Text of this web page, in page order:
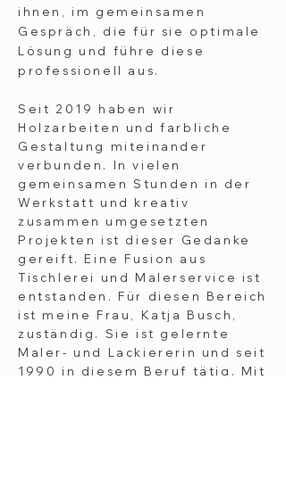
ihnen, im gemeinsamen
Gespräch, die für sie optimale
Lösung und führe diese
professionell aus.
Seit 2019 haben wir
Holzarbeiten und farbliche
Gestaltung miteinander
verbunden. In vielen
gemeinsamen Stunden in der
Werkstatt und kreativ
zusammen umgesetzten
Projekten ist dieser Gedanke
gereift. Eine
Fusion aus
Tischlerei und Malerservice ist
entstanden. Für diesen Bereich
ist meine Frau, Katja Busch,
zuständig. Sie ist gelernte
Maler- und Lackiererin und seit
1990 in diesem Beruf tätig. Mit